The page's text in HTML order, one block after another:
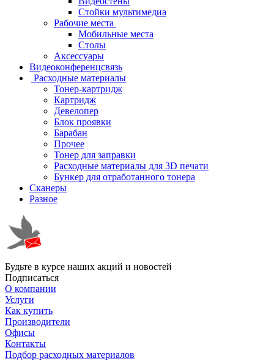
Стойки мультимедиа
Рабочие места
Мобильные места
Столы
Аксессуары
Видеоконференцсвязь
Расходные материалы
Тонер-картридж
Картридж
Девелопер
Блок проявки
Барабан
Прочее
Тонер для заправки
Расходные материалы для 3D печати
Бункер для отработанного тонера
Сканеры
Разное
Будьте в курсе наших акций и новостей
Подписаться
О компании
Услуги
Как купить
Производители
Офисы
Контакты
Подбор расходных материалов